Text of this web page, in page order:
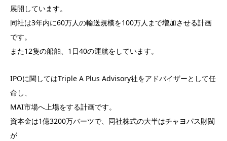
展開しています。
同社は3年内に60万人の輸送規模を100万人まで増加させる計画
です。
また12隻の船舶、1日40の運航をしています。
IPOに関してはTriple A Plus Advisory社をアドバイザーとして任
命し、
MAI市場へ上場をする計画です。
資本金は1億3200万バーツで、同社株式の大半はチャヨパス財閥
が